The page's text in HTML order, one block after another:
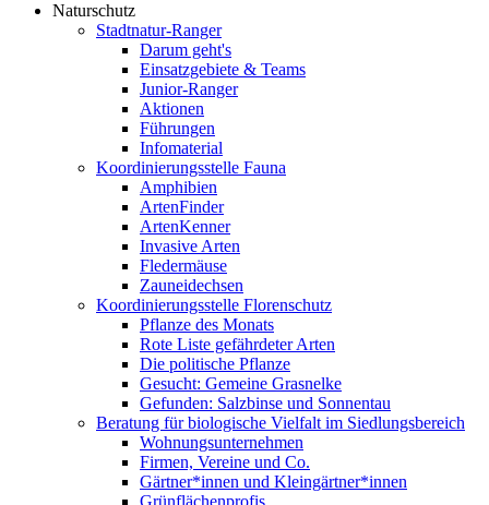
Naturschutz
Stadtnatur-Ranger
Darum geht's
Einsatzgebiete & Teams
Junior-Ranger
Aktionen
Führungen
Infomaterial
Koordinierungsstelle Fauna
Amphibien
ArtenFinder
ArtenKenner
Invasive Arten
Fledermäuse
Zauneidechsen
Koordinierungsstelle Florenschutz
Pflanze des Monats
Rote Liste gefährdeter Arten
Die politische Pflanze
Gesucht: Gemeine Grasnelke
Gefunden: Salzbinse und Sonnentau
Beratung für biologische Vielfalt im Siedlungsbereich
Wohnungsunternehmen
Firmen, Vereine und Co.
Gärtner*innen und Kleingärtner*innen
Grünflächenprofis